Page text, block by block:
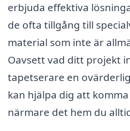
erbjuda effektiva
de ofta tillgång till
material som inte är
Oavsett vad ditt projekt
tapetserare en
kan hjälpa dig att
närmare det hem du